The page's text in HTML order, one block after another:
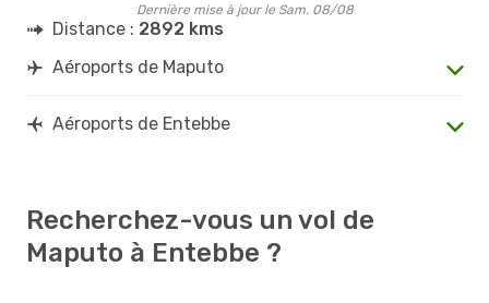
Dernière mise à jour le Sam. 08/08
Distance : 2892 kms
Aéroports de Maputo
Aéroports de Entebbe
Recherchez-vous un vol de
Maputo à Entebbe ?